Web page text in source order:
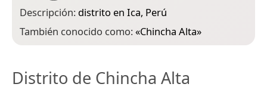
Descripción: distrito en Ica, Perú
También conocido como:«Chincha Alta»
Distrito de Chincha Alta